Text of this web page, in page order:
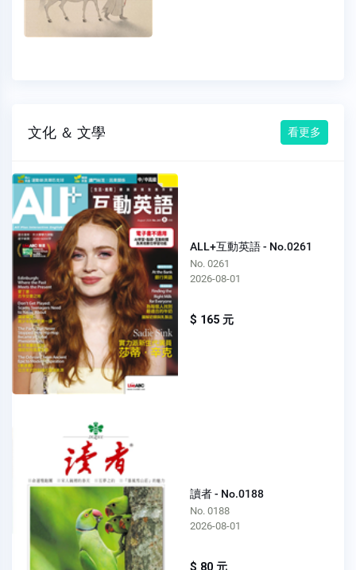
文化 ＆ 文學 看更多
ALL+互動英語 - No.0261
No. 0261
2026-08-01
$ 165 元
讀者 - No.0188
No. 0188
2026-08-01
$ 80 元